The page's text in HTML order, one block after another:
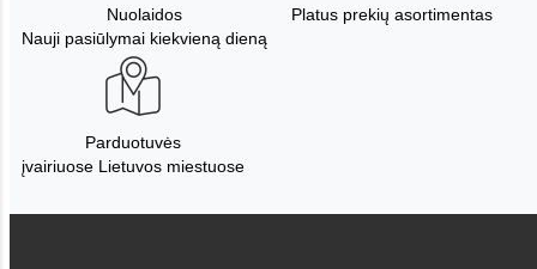
Nuolaidos
Nauji pasiūlymai kiekvieną dieną
Platus prekių asortimentas
Parduotuvės
įvairiuose Lietuvos miestuose